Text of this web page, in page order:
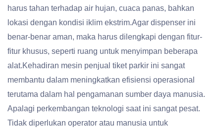
harus tahan terhadap air hujan, cuaca panas, bahkan
lokasi dengan kondisi iklim ekstrim.Agar dispenser ini
benar-benar aman, maka harus dilengkapi dengan fitur-
fitur khusus, seperti ruang untuk menyimpan beberapa
alat.Kehadiran mesin penjual tiket parkir ini sangat
membantu dalam meningkatkan efisiensi operasional
terutama dalam hal pengamanan sumber daya manusia.
Apalagi perkembangan teknologi saat ini sangat pesat.
Tidak diperlukan operator atau manusia untuk